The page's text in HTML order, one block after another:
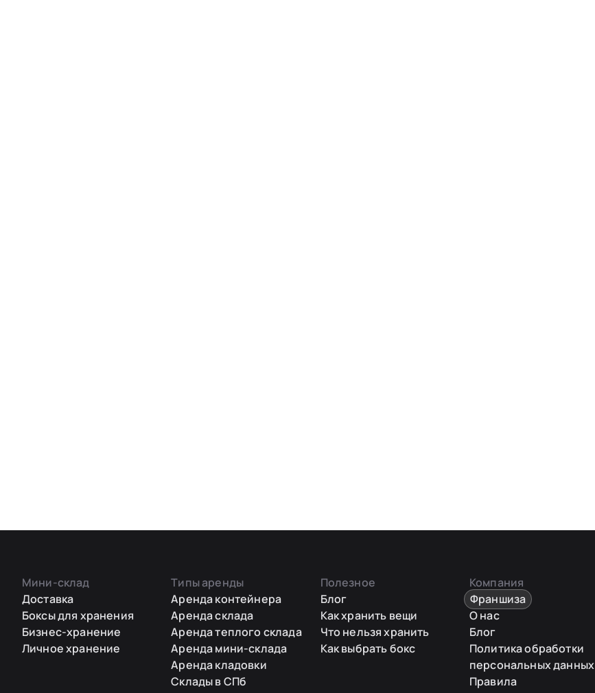
Мини-склад
Доставка
Боксы для хранения
Бизнес-хранение
Личное хранение
Типы аренды
Аренда контейнера
Аренда склада
Аренда теплого склада
Аренда мини-склада
Аренда кладовки
Склады в СПб
Полезное
Блог
Как хранить вещи
Что нельзя хранить
Как выбрать бокс
Компания
Франшиза
О нас
Блог
Политика обработки
персональных данных
Правила